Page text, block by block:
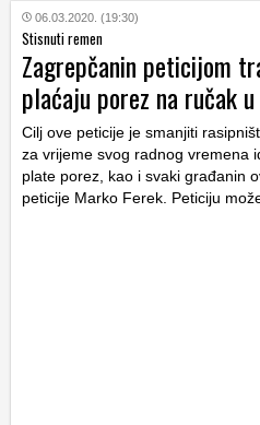
06.03.2020. (19:30)
Stisnuti remen
Zagrepčanin peticijom
plaćaju porez na ručak
Cilj ove peticije je smanjiti
za vrijeme svog radnog vremena
plate porez, kao i svaki građanin
peticije Marko Ferek. Peticiju